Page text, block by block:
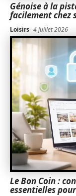
Génoise à la
facilement chez
Loisirs 4 juillet 2026
Le Bon Coin :
essentielles